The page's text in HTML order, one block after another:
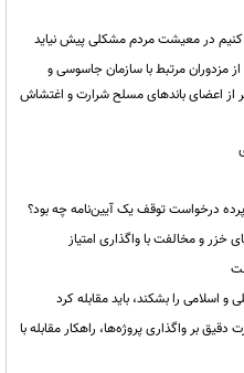
کنیم در معیشت مردم مشکلی پیش نیاید
شناسایی و دستگیری ۲۱ نفر از مزدوران مرتبط با سازمان جاسوسی و
رژیم صهیونیستی و بازداشت ۴ نفر از اعضای باندهای مسلح شرارت و اغتشاش
درخواست توقف یک آیین‌نامه چه بود؟
خزر و مخالفت با واگذاری امتیاز
را بشکند، باید مقابله کرد
بر واگذاری پروژه‌ها، راهکار مقابله با